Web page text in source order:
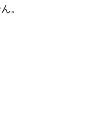
。